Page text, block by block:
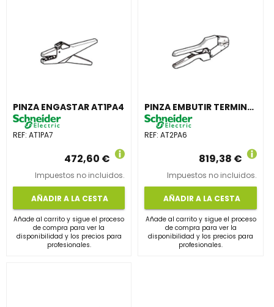
PINZA ENGASTAR AT1PA4
REF: AT1PA7
472,60 €
Impuestos no incluidos.
AÑADIR A LA CESTA
Añade al carrito y sigue el proceso
de compra para ver la
disponibilidad y los precios para
profesionales.
PINZA EMBUTIR TERMINAL 10-35mm²
REF:AT2PA6
819,38 €
Impuestos no incluidos.
AÑADIR A LA CESTA
Añade al carrito y sigue el proceso
de compra para ver la
disponibilidad y los precios para
profesionales.